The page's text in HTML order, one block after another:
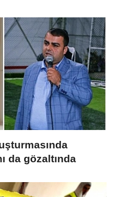
da gözaltında